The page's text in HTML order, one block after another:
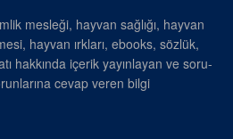
mesleği, hayvan sağlığı, hayvan
hayvan ırkları, ebooks, sözlük,
hakkında içerik yayınlayan ve soru-
cevap veren bilgi